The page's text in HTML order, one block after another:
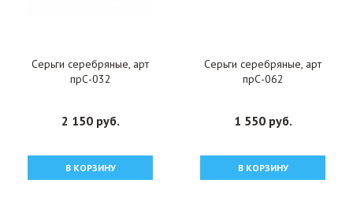
Серьги серебряные, арт
прС-032
2 150 руб.
В КОРЗИНУ
Серьги серебряные, арт
прС-062
1 550 руб.
В КОРЗИНУ